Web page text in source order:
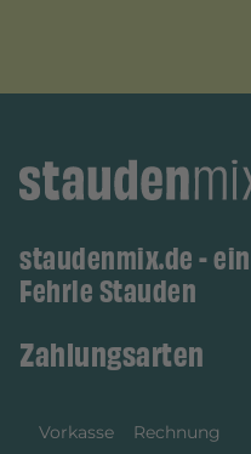
staudenmix.de -
Fehrle Stauden
Zahlungsarten
Vorkasse Rechnung